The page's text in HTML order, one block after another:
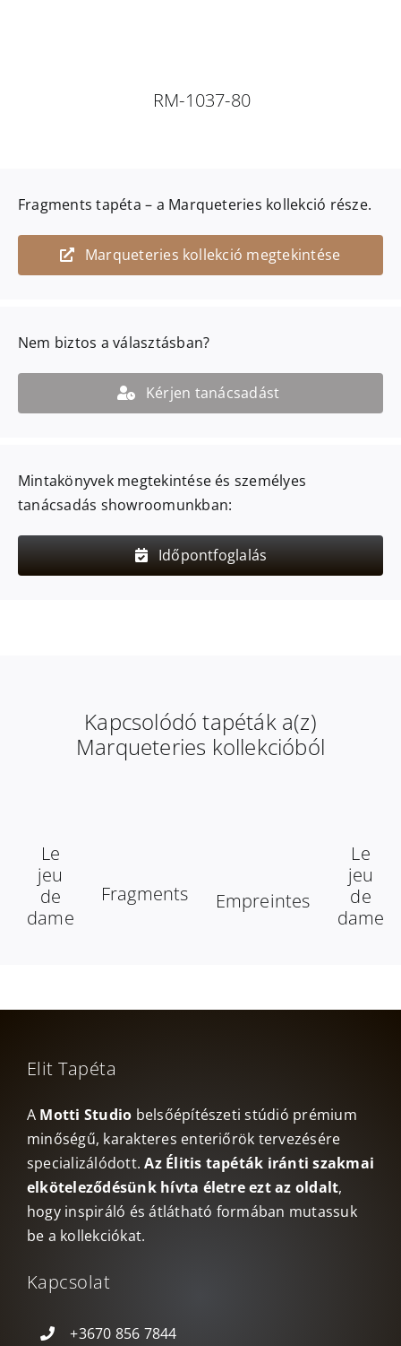
RM-1037-80
Fragments tapéta – a Marqueteries kollekció része.
Marqueteries kollekció megtekintése
Nem biztos a választásban?
Kérjen tanácsadást
Mintakönyvek megtekintése és személyes
tanácsadás showroomunkban:
Időpontfoglalás
Kapcsolódó tapéták a(z)
Marqueteries kollekcióból
Le
jeu
de
dame
Fragments Empreintes
Le
jeu
de
dame
Elit Tapéta
A Motti Studio belsőépítészeti stúdió prémium
minőségű, karakteres enteriőrök tervezésére
specializálódott.Az Élitis tapéták iránti szakmai
elköteleződésünk hívta életre ezt az oldalt,
hogy inspiráló és átlátható formában mutassuk
be a kollekciókat.
Kapcsolat
+3670 856 7844